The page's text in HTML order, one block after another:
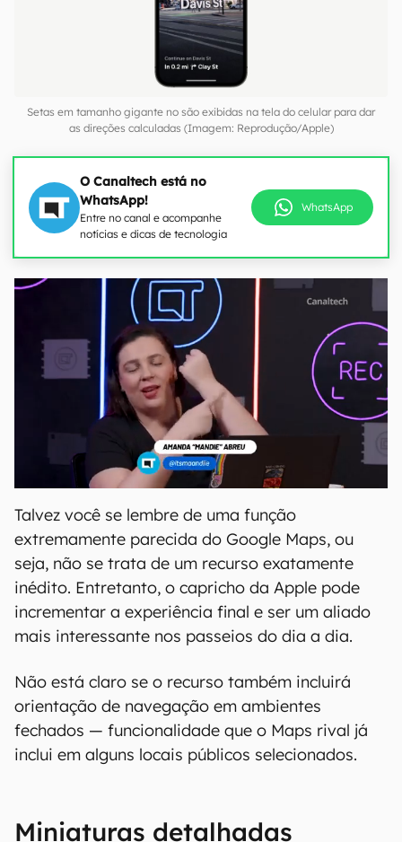
Setas em tamanho gigante no são exibidas na tela do celular para dar
as direções calculadas (Imagem: Reprodução/Apple)
O Canaltech está no
WhatsApp!
Entre no canal e acompanhe
notícias e dicas de tecnologia
WhatsApp
Talvez você se lembre de uma função
extremamente parecida do Google Maps, ou
seja, não se trata de um recurso exatamente
inédito. Entretanto, o capricho da Apple pode
incrementar a experiência final e ser um aliado
mais interessante nos passeios do dia a dia.
Não está claro se o recurso também incluirá
orientação de navegação em ambientes
fechados — funcionalidade que o Maps rival já
inclui em alguns locais públicos selecionados.
Miniaturas detalhadas